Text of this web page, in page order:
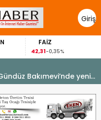
Giriş
Yap
-0,35%
Bakımevi’nde yeni